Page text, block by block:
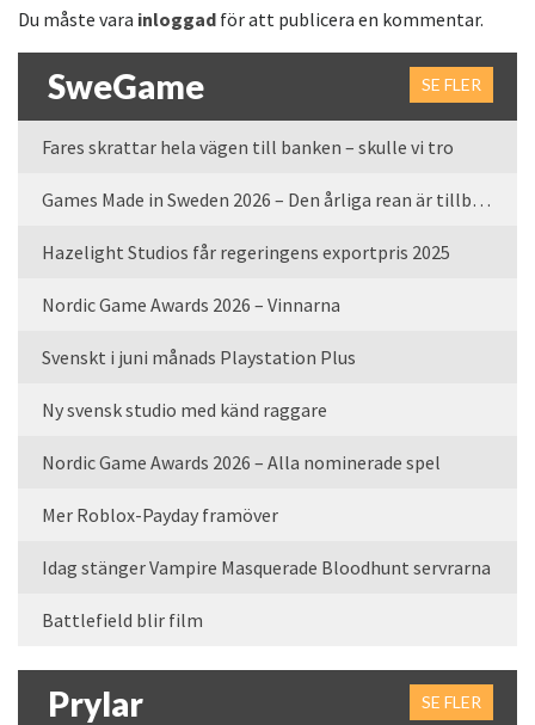
Du måste vara inloggad för att publicera en kommentar.
SweGame SE FLER
Fares skrattar hela vägen till banken – skulle vi tro
Games Made in Sweden 2026 – Den årliga rean är tillbaka
Hazelight Studios får regeringens exportpris 2025
Nordic Game Awards 2026 – Vinnarna
Svenskt i juni månads Playstation Plus
Ny svensk studio med känd raggare
Nordic Game Awards 2026 – Alla nominerade spel
Mer Roblox-Payday framöver
Idag stänger Vampire Masquerade Bloodhunt servrarna
Battlefield blir film
Prylar SE FLER